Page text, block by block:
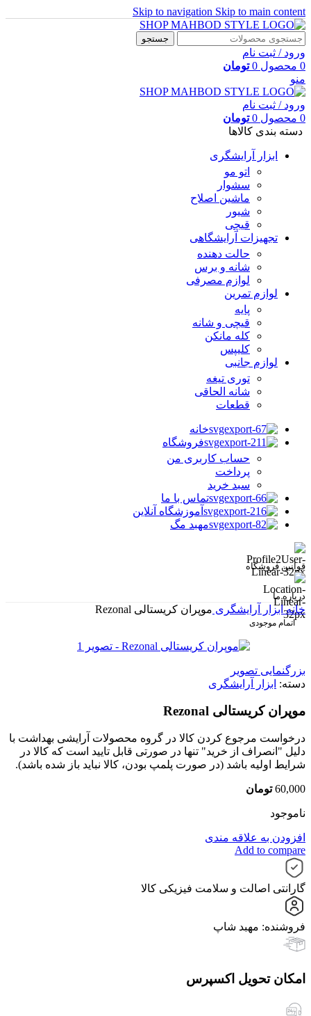
Skip to navigation Skip to main content
جستجو
ورود / ثبت نام
0 محصول 0 تومان
منو
ورود / ثبت نام
0 محصول 0 تومان
دسته بندی کالاها
ابزار آرایشگری
اتو مو
سشوار
ماشین اصلاح
شیور
قیچی
تجهیزات آرایشگاهی
حالت دهنده
شانه و برس
لوازم مصرفی
لوازم تمرین
پایه
قیچی و شانه
کله مانکن
کلیپس
لوازم جانبی
توری تیغه
شانه الحاقی
قطعات
خانه
فروشگاه
حساب کاربری من
پرداخت
سبد خرید
تماس با ما
آموزشگاه آنلاین
مهبد مگ
قوانین فروشگاه
درباره ما
خانهابزار آرایشگری موپران کریستالی Rezonal
اتمام موجودی
بزرگنمایی تصویر
دسته: ابزار آرایشگری
موپران کریستالی Rezonal
درخواست مرجوع کردن کالا در گروه محصولات آرایشی بهداشت با
دلیل "انصراف از خرید" تنها در صورتی قابل تایید است که کالا در
شرایط اولیه باشد (در صورت پلمپ بودن، کالا نباید باز شده باشد).
60,000 تومان
ناموجود
افزودن به علاقه مندی
Add to compare
گارانتی اصالت و سلامت فیزیکی کالا
فروشنده: مهبد شاپ
امکان تحویل اکسپرس